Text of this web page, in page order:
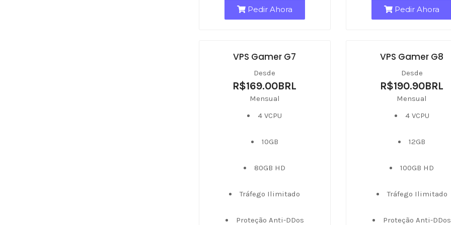
Pedir Ahora Pedir Ahora
VPS Gamer G7
Desde
R$169.00BRL
Mensual
4 VCPU
10GB
80GB HD
Tráfego Ilimitado
Proteção Anti-DDos
VPS Gamer G8
Desde
R$190.90BRL
Mensual
4 VCPU
12GB
100GB HD
Tráfego Ilimitado
Proteção Anti-DDos